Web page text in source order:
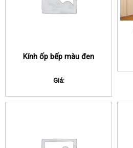
Kính ốp bếp màu đen
Giá: